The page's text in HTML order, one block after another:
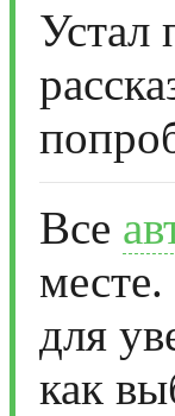
Устал
Все
для
как